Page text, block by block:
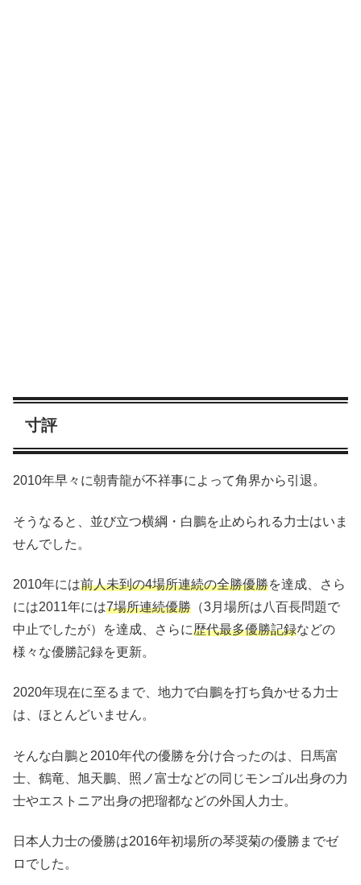
寸評
2010年早々に朝青龍が不祥事によって角界から引退。
そうなると、並び立つ横綱・白鵬を止められる力士はいま
せんでした。
2010年には前人未到の4場所連続の全勝優勝を達成、さら
には2011年には7場所連続優勝 （3月場所は八百長問題で
中止でしたが）を達成、さらに歴代最多優勝記録などの
様々な優勝記録を更新。
2020年現在に至るまで、地力で白鵬を打ち負かせる力士
は、ほとんどいません。
そんな白鵬と2010年代の優勝を分け合ったのは、日馬富
士、鶴竜、旭天鵬、照ノ富士などの同じモンゴル出身の力
士やエストニア出身の把瑠都などの外国人力士。
日本人力士の優勝は2016年初場所の琴奨菊の優勝までゼ
ロでした。